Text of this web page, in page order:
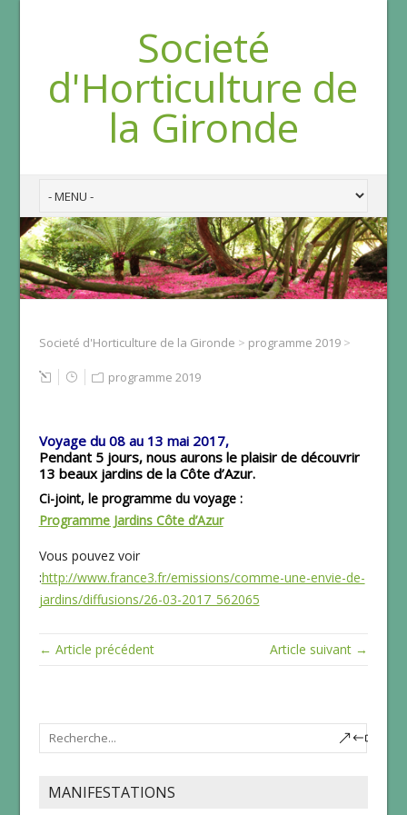
Societé
d'Horticulture de
la Gironde
Societé d'Horticulture de la Gironde > programme 2019>
programme 2019
Voyage du 08 au 13 mai 2017,
Pendant 5 jours, nous aurons le plaisir de découvrir
13 beaux jardins de la Côte d’Azur.
Ci-joint, le programme du voyage :
Programme Jardins Côte d’Azur
Vous pouvez voir
:http://www.france3.fr/emissions/comme-une-envie-de-
jardins/diffusions/26-03-2017_562065
← Article précédent Article suivant →
MANIFESTATIONS